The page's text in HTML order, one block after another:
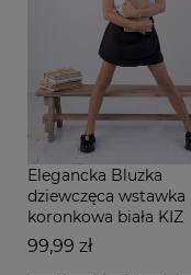
Elegancka Bluzka
dziewczęca wstawka
koronkowa biała KIZ
Cena
99,99 zł